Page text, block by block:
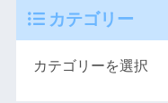
カテゴリー